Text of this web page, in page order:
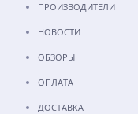
ПРОИЗВОДИТЕЛИ
НОВОСТИ
ОБЗОРЫ
ОПЛАТА
ДОСТАВКА